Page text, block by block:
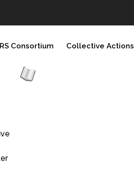
Consortium Collective Actions